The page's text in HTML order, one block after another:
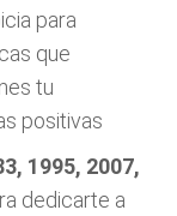
para
que
tu
positivas
1995, 2007,
dedicarte a